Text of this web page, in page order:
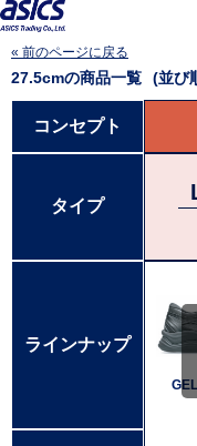
« 前のページに戻る
27.5cmの商品一覧 (並び
コンセプト
タイプ
ラインナップ